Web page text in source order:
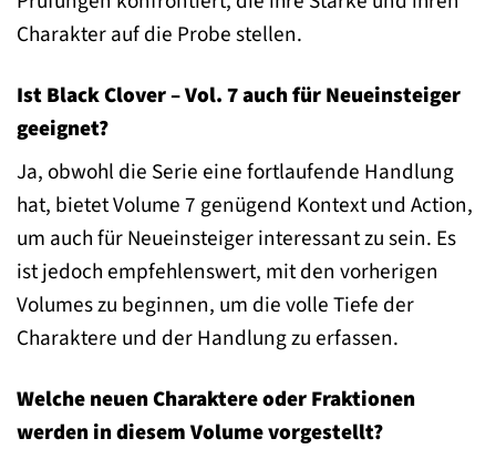
Charakter auf die Probe stellen.
Ist Black Clover – Vol. 7 auch für Neueinsteiger
geeignet?
Ja, obwohl die Serie eine fortlaufende Handlung
hat, bietet Volume 7 genügend Kontext und Action,
um auch für Neueinsteiger interessant zu sein. Es
ist jedoch empfehlenswert, mit den vorherigen
Volumes zu beginnen, um die volle Tiefe der
Charaktere und der Handlung zu erfassen.
Welche neuen Charaktere oder Fraktionen
werden in diesem Volume vorgestellt?